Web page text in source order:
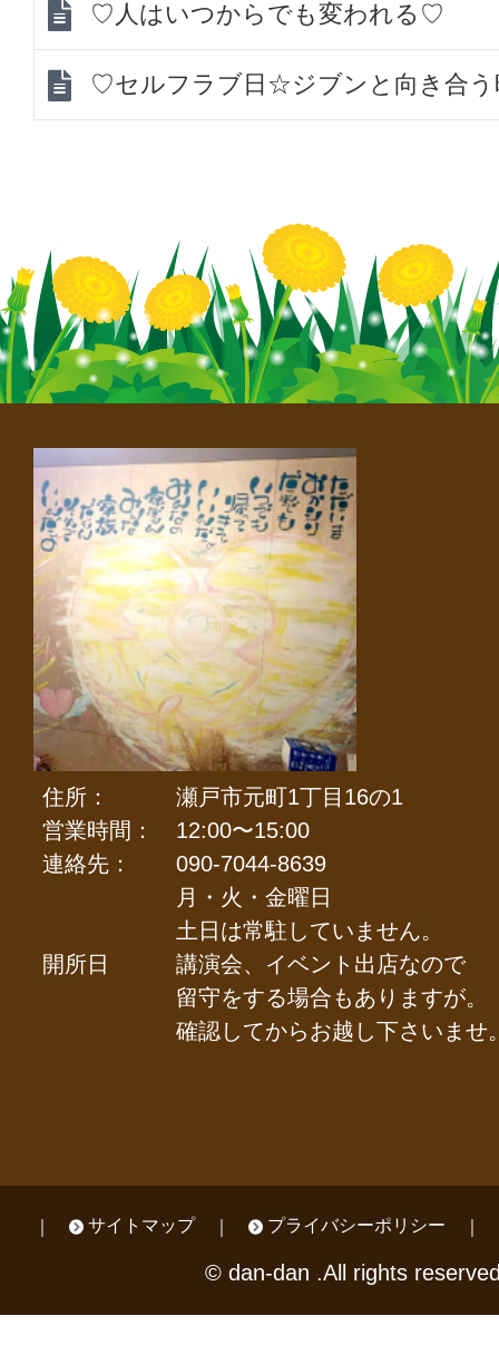
♡人はいつからでも変われる♡
♡セルフラブ日☆ジブンと向き合
住所：
瀬戸市元町1丁目16の1
営業時間：
12:00〜15:00
連絡先：
090-7044-8639
開所日
月・火・金曜日
土日は常駐していません。
講演会、イベント出店なので
留守をする場合もありますが。
確認してからお越し下さいませ
サイトマップ プライバシーポリシー
© dan-dan .All rights